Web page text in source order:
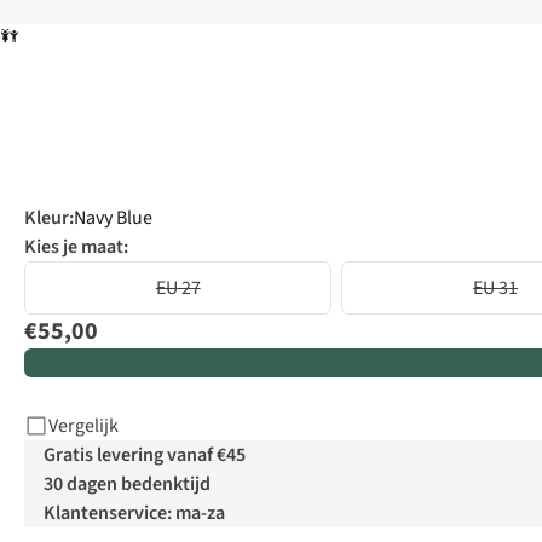
Kleur:Navy Blue
Kies je maat:
EU 27
EU 31
€55,00
Vergelijk
Gratis levering vanaf €45
30 dagen bedenktijd
Klantenservice: ma-za